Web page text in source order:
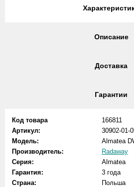
Описание
Доставка
Гарантии
Код товара
166811
Артикул:
30902-01-
Модель:
Almatea
Производитель:
Radaway
Серия:
Almatea
Гарантия:
3 года
Страна:
Польша